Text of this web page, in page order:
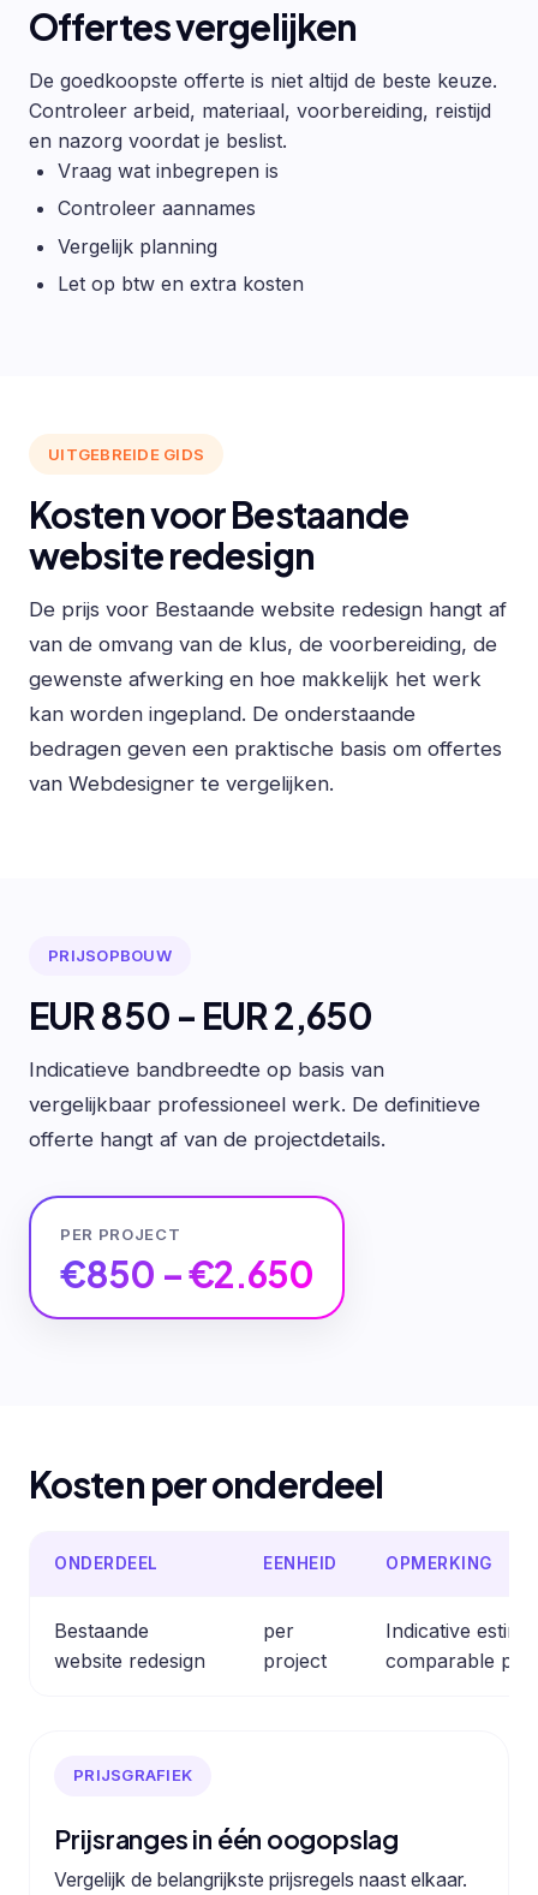
Offertes vergelijken
De goedkoopste offerte is niet altijd de beste keuze.
Controleer arbeid, materiaal, voorbereiding, reistijd
en nazorg voordat je beslist.
Vraag wat inbegrepen is
Controleer aannames
Vergelijk planning
Let op btw en extra kosten
UITGEBREIDE GIDS
Kosten voor Bestaande
website redesign
De prijs voor Bestaande website redesign hangt af
van de omvang van de klus, de voorbereiding, de
gewenste afwerking en hoe makkelijk het werk
kan worden ingepland. De onderstaande
bedragen geven een praktische basis om offertes
van Webdesigner te vergelijken.
PRIJSOPBOUW
EUR 850 - EUR 2,650
Indicatieve bandbreedte op basis van
vergelijkbaar professioneel werk. De definitieve
offerte hangt af van de projectdetails.
PER PROJECT
€850 – €2.650
Kosten per onderdeel
ONDERDEEL EENHEID OPMERKING
Bestaande
website redesign
per
project
Indicative
comparable
PRIJSGRAFIEK
Prijsranges in één oogopslag
Vergelijk de belangrijkste prijsregels naast elkaar.